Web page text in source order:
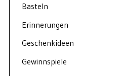
Basteln
Erinnerungen
Geschenkideen
Gewinnspiele